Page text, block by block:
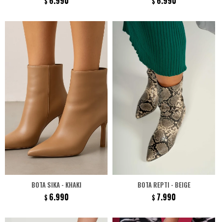
BOTA SIKA - KHAKI
$ 6.990
BOTA REPTI - BEIGE
$ 7.990